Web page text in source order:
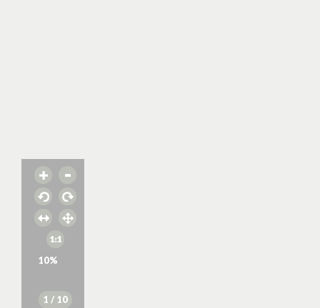
10%
1 / 10